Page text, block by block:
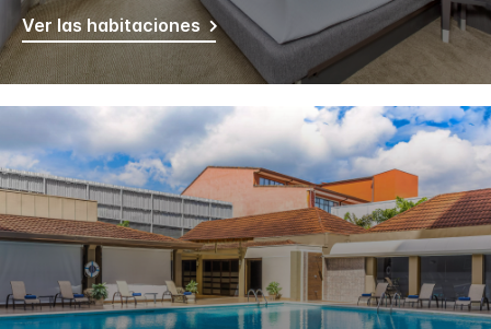
Ver las habitaciones